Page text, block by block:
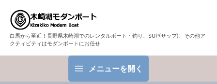
白馬から至近！長野県木崎湖でのレンタルボート・釣り、SUP(サップ)、その他ア
クティビティはモダンボートにお任せ
メニューを開く